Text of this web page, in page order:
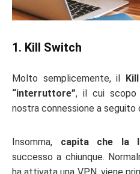
1. Kill Switch
Molto semplicemente, il
“interruttore”, il cui scopo
nostra connessione a seguito
Insomma, capita che la
successo a chiunque.